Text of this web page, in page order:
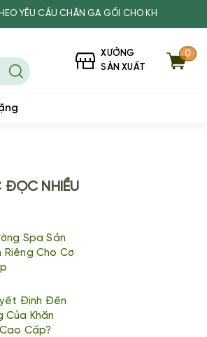
GA GỐI CHO KHÁCH SẠN, SPA, TRƯỜNG
XƯỞNG
SẢN XUẤT
0
ĐỌC NHIỀU
Spa Sản
Riêng Cho Cơ
Định Đến
Của Khăn
Cấp?